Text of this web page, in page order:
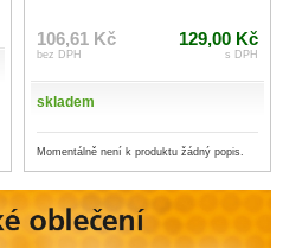
106,61 Kč
bez DPH
129,00 Kč
s DPH
skladem
Momentálně není k produktu žádný popis.